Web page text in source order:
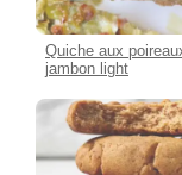
Quiche aux
jambon light